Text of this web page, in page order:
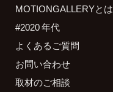
MOTIONGALLERYとは
#2020 年代
よくあるご質問
お問い合わせ
取材のご相談